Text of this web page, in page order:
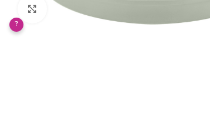
Klikněte pro zvětšení
?